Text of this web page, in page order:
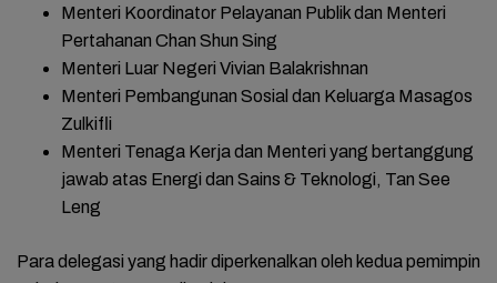
Menteri Koordinator Pelayanan Publik dan Menteri
Pertahanan Chan Shun Sing
Menteri Luar Negeri Vivian Balakrishnan
Menteri Pembangunan Sosial dan Keluarga Masagos
Zulkifli
Menteri Tenaga Kerja dan Menteri yang bertanggung
jawab atas Energi dan Sains & Teknologi, Tan See
Leng
Para delegasi yang hadir diperkenalkan oleh kedua pemimpin